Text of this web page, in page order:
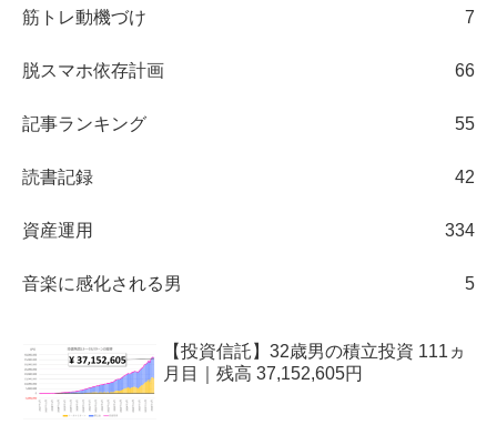
筋トレ動機づけ 7
脱スマホ依存計画 66
記事ランキング 55
読書記録 42
資産運用 334
音楽に感化される男 5
【投資信託】32歳男の積立投資 111ヵ
月目｜残高 37,152,605円